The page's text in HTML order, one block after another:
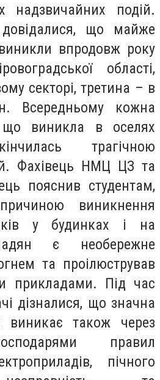
подій.
що майже
впродовж року
області,
секторі, третина – в
Всередньому кожна
виникла в оселях
трагічною
Фахівець НМЦ ЦЗ та
пояснив студентам,
виникнення
у будинках і на
є необережне
та проілюстрував
прикладами. Під час
дізналися, що значна
виникає також через
правил
пічного